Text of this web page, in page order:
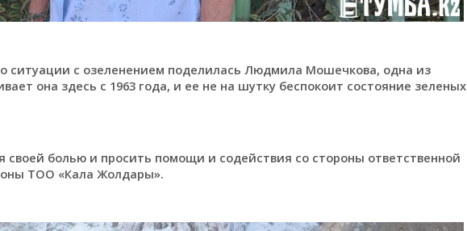
ситуации с озеленением поделилась Людмила Мошечкова, одна из
она здесь с 1963 года, и ее не на шутку беспокоит состояние зеленых
болью и просить помощи и содействия со стороны ответственной
ТОО «Кала Жолдары».